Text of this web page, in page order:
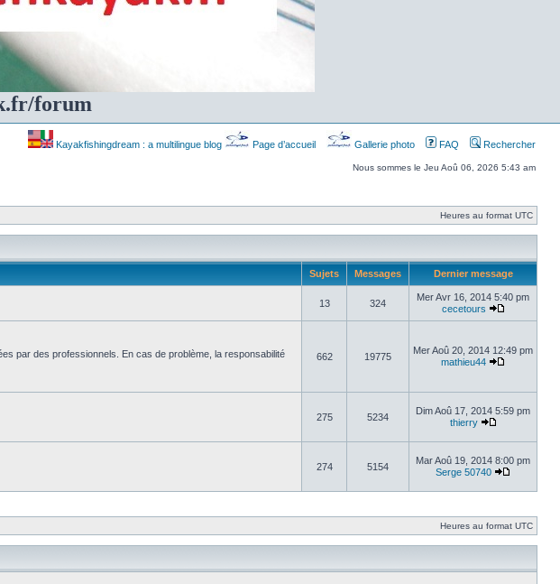
forum
Kayakfishingdream : a multilingue blog Page d’accueil Gallerie photo FAQ Rechercher
Nous sommes le Jeu Aoû 06, 2026 5:43 am
Heures au format UTC
Sujets Messages Dernier message
13 324
Mer Avr 16, 2014 5:40 pm
cecetours
par des professionnels. En cas de problème, la responsabilité
662 19775
Mer Aoû 20, 2014 12:49 pm
mathieu44
275 5234
Dim Aoû 17, 2014 5:59 pm
thierry
274 5154
Mar Aoû 19, 2014 8:00 pm
Serge 50740
Heures au format UTC